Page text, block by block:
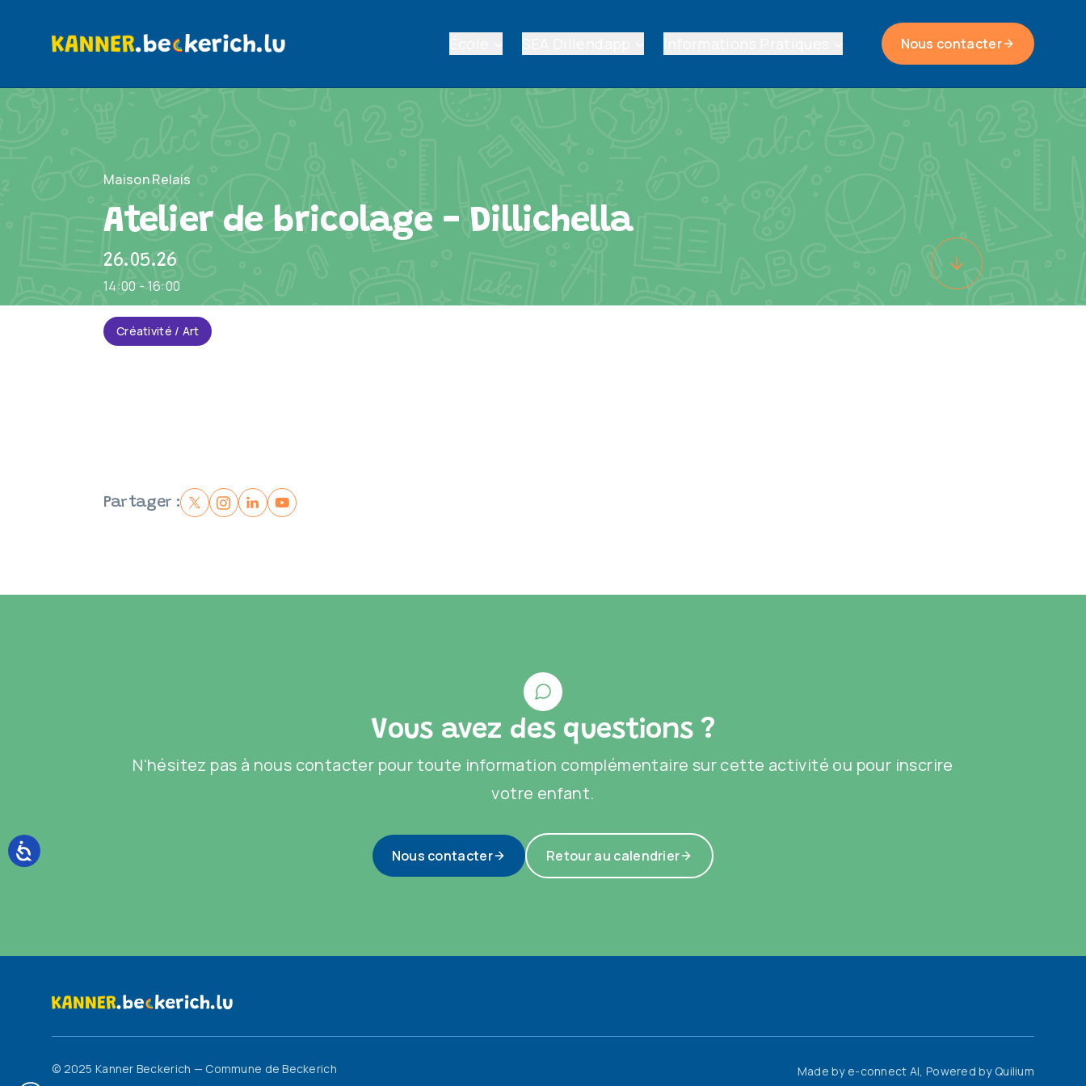
Nous contacter
Maison Relais
Atelier de bricolage - Dillichella
26.05.26
14:00 - 16:00
Créativité / Art
Partager :
Vous avez des questions ?
N'hésitez pas à nous contacter pour toute information complémentaire sur cette activité ou pour inscrire
votre enfant.
Nous contacter Retour au calendrier
© 2025 Kanner Beckerich — Commune de Beckerich
Made by e-connect AI , Powered by Quilium